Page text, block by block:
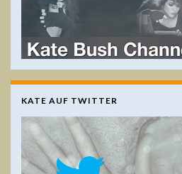
KATE AUF TWITTER